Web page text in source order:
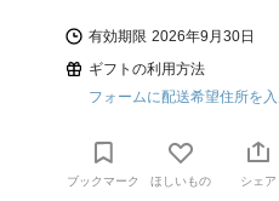
有効期限 2026年9月30日
ギフトの利用方法
フォームに配送希望住所を
ブックマーク ほしいもの シェア